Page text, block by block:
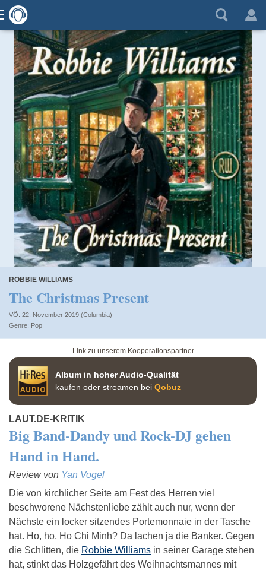
ROBBIE WILLIAMS
The Christmas Present
VÖ: 22. November 2019 (Columbia)
Pop
Link zu unserem Kooperationspartner
Album in hoher Audio-Qualität
kaufen oder streamen bei Qobuz
LAUT.DE-KRITIK
Big Band-Dandy und Rock-DJ gehen
Hand in Hand.
Review von Yan Vogel
Die von kirchlicher Seite am Fest des Herren viel
beschworene Nächstenliebe zählt auch nur, wenn der
Nächste ein locker sitzendes Portemonnaie in der Tasche
hat. Ho, ho, Ho Chi Minh? Da lachen ja die Banker. Gegen
die Schlitten, die Robbie Williams in seiner Garage stehen
hat, stinkt das Holzgefährt des Weihnachtsmannes mit